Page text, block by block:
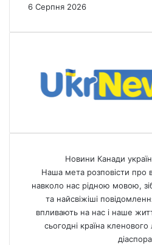
6 Серпня 2026
Новини Канади
Наша мета розповісти про
навколо нас рідною мовою,
та найсвіжіші
впливають на нас і наше
сьогодні країна кленового